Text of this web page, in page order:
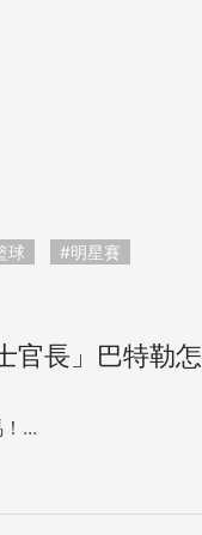
球 #明星賽
官長」巴特勒怎
...